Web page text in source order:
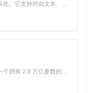
MiniMax H3 是一个通用的全模态生成系统。它支持对由文本、图像、视频和音频组成的多模态上下文进行统一理解，并能生成分辨率高达 2K、时长可达 15 秒的带原生立体声音频的视频。得益于面向任务泛化的系统设计，H3 在预训练阶段就已具备广泛的多模态上下文理解与生成能力，能够出色地执行复杂的多模态指令。
Kimi K3 是Kimi能力最强的模型：这是一个拥有 2.8 万亿参数的混合专家（MoE）模型，具备原生视觉理解能力，并支持 100 万 token 的上下文窗口。